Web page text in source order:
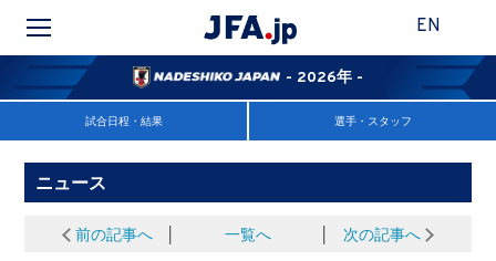
EN
- 2026年 -
試合日程・結果 選手・スタッフ
ニュース
前の記事へ 一覧へ 次の記事へ